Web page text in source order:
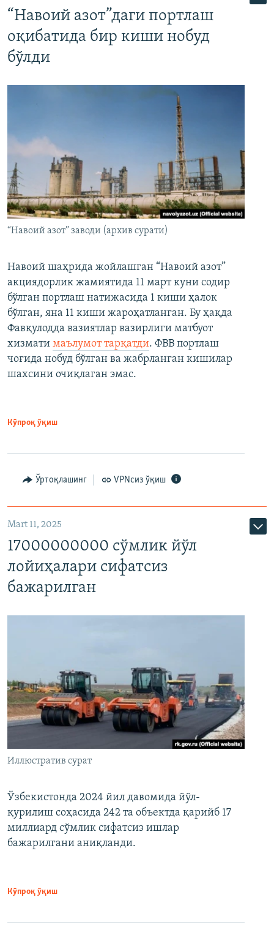
“Навоий азот”даги портлаш
оқибатида бир киши нобуд
бўлди
“Навоий азот” заводи (архив сурати)
Навоий шаҳрида жойлашган “Навоий азот”
акциядорлик жамиятида 11 март куни содир
бўлган портлаш натижасида 1 киши ҳалок
бўлган, яна 11 киши жароҳатланган. Бу ҳақда
Фавқулодда вазиятлар вазирлиги матбуот
хизмати маълумот тарқатди. ФВВ портлаш
чоғида нобуд бўлган ва жабрланган кишилар
шахсини очиқлаган эмас.
Кўпроқ ўқиш
Ўртоқлашинг VPNсиз ўқиш
Mart 11, 2025
17000000000 сўмлик йўл
лойиҳалари сифатсиз
бажарилган
Иллюстратив сурат
Ўзбекистонда 2024 йил давомида йўл-
қурилиш соҳасида 242 та объектда қарийб 17
миллиард сўмлик сифатсиз ишлар
бажарилгани аниқланди.
Кўпроқ ўқиш